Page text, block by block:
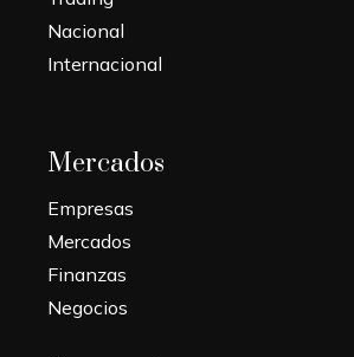
Nacional
Internacional
Mercados
Empresas
Mercados
Finanzas
Negocios